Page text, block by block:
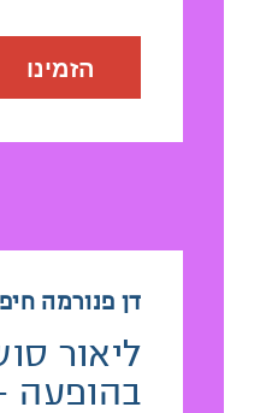
הזמינו
דן פנורמה
ליאור
בהופעה -